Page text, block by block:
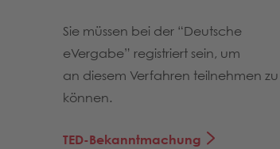
Sie müssen bei der “Deutsche
eVergabe” registriert sein, um
an diesem Verfahren teilnehmen zu
können.
TED-Bekanntmachung